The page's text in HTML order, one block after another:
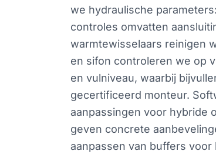
we hydraulische
controles omvatten
warmtewisselaars reinigen
en sifon controleren we op
en vulniveau, waarbij
gecertificeerd monteur.
aanpassingen voor hybride
geven concrete
aanpassen van buffers voor